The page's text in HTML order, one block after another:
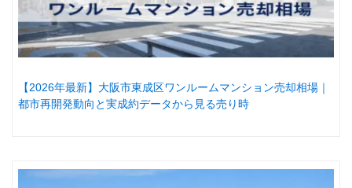
【2026年最新】大阪市東成区ワンルームマンション売却相場｜
都市再開発動向と実成約データから見る売り時